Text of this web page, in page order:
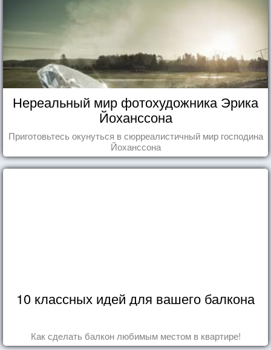
Нереальный мир фотохудожника Эрика
Йоханссона
Приготовьтесь окунуться в сюрреалистичный мир господина
Йоханссона
10 классных идей для вашего балкона
Как сделать балкон любимым местом в квартире!